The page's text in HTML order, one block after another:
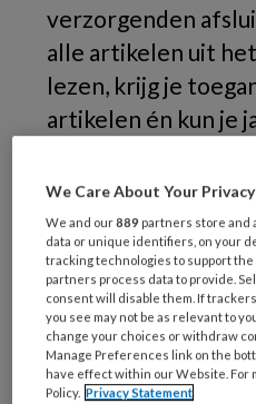
verzorgenden
alle artikelen uit
lezen, krijg je
artikelen én kun je
TVV Check.
Blijf jij graag op de
zorgland gebeurt?
ontwikkelingen op het
onbegrepen gedrag,
zorg, ziektebeelden,
richtlijnen? Dan is een
We Care About Your Privacy
We and our889 partners store and
data or unique identifiers, on your
tracking technologies to support
partners process data to provide.
consent will disable them. If
you see may not be as relevant to
change your choices or withdraw
Manage Preferences link on the
have effect within our Website. For
Policy. Privacy Statement